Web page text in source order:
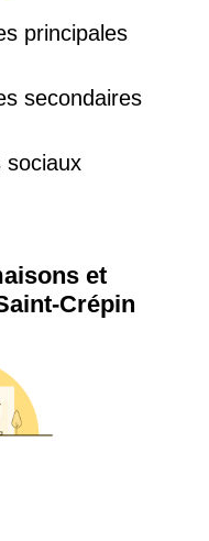
principales
secondaires
sociaux
et
Crépin